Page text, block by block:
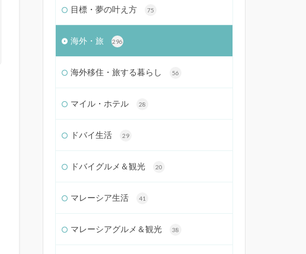
目標・夢の叶え方 75
海外・旅 296
海外移住・旅する暮らし 56
マイル・ホテル 28
ドバイ生活 29
ドバイグルメ＆観光 20
マレーシア生活 41
マレーシアグルメ＆観光 38